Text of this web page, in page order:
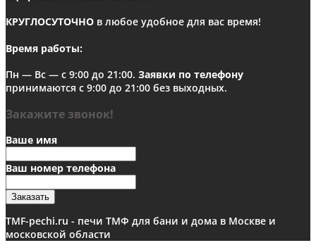
КРУГЛОСУТОЧНО в любое удобное для вас время!
Время работы:
Пн — Вс — с 9:00 до 21:00. Заявки по телефону
принимаются с 9:00 до 21:00 без выходных.
Закажите звонок!
Ваше имя
Ваш номер телефона
Заказать
TMF-pechi.ru - печи ТМФ для бани и дома в Москве и
московской области